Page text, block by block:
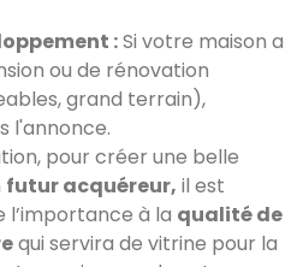
:Si votre maison a
ou de rénovation
grand terrain),
l'annonce.
pour créer une belle
futur acquéreur, il est
l’importance à la qualité de
qui servira de vitrine pour la